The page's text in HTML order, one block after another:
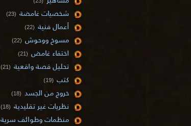
شخصيات غامضة (23)
أعمال فنية (22)
مسوخ ووحوش (22)
اختفاء غامض (21)
تحليل قصة واقعية (21)
كتب (19)
خروج من الجسد (18)
نظريات غير تقليدية (18)
منظمات وطوائف سرية